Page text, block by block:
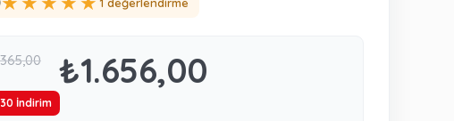
₺1.656,00
30 İndirim